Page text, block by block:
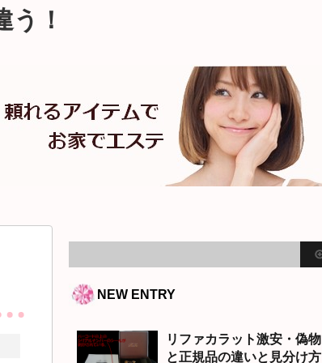
！
NEW ENTRY
リファカラット激安・偽物
と正規品の違いと見分け方